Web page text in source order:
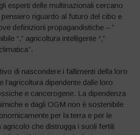
esperti delle multinazionali cercano
pensiero riguardo al futuro del cibo e
definizioni propagandistiche – ”
“,” agricoltura intelligente “,”
di nascondere i fallimenti della loro
l’agricoltura dipendente dalle loro
e cancerogene. La dipendenza
e dagli OGM non è sostenibile
per la terra e per le
che distrugga i suoli fertili